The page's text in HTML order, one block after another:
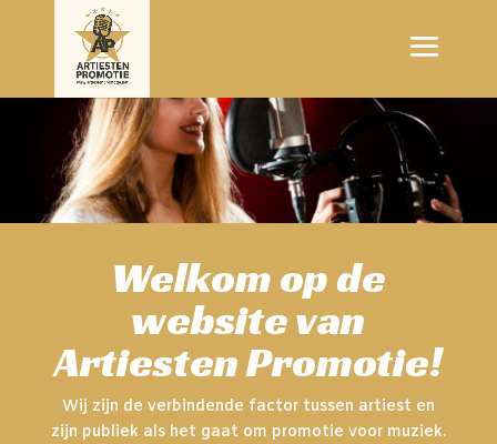
Welkom op de
website van
Artiesten Promotie!
Wij zijn de verbindende factor tussen artiest en
zijn publiek als het gaat om promotie voor muziek.